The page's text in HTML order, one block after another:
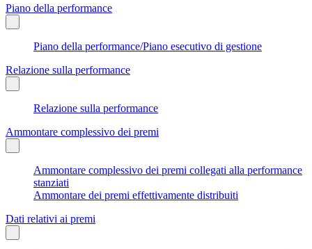
Piano della performance
Piano della performance/Piano esecutivo di gestione
Relazione sulla performance
Relazione sulla performance
Ammontare complessivo dei premi
Ammontare complessivo dei premi collegati alla performance
stanziati
Ammontare dei premi effettivamente distribuiti
Dati relativi ai premi